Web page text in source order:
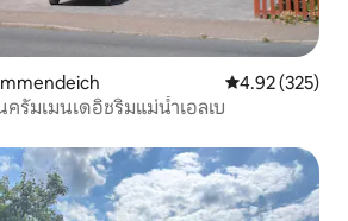
คะแนนเฉลี่ย
4.92 (325)
มเมนเดอิชริมแม่น้ำเอลเบ